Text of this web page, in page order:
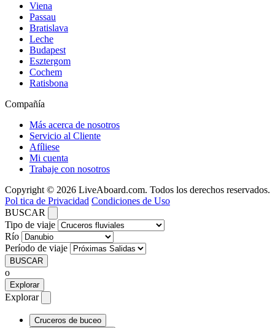
Viena
Passau
Bratislava
Leche
Budapest
Esztergom
Cochem
Ratisbona
Compañía
Más acerca de nosotros
Servicio al Cliente
Afíliese
Mi cuenta
Trabaje con nosotros
Copyright © 2026 LiveAboard.com. Todos los derechos reservados.
Pol tica de Privacidad Condiciones de Uso
BUSCAR
Tipo de viaje
Río
Período de viaje
BUSCAR
o
Explorar
Explorar
Cruceros de buceo